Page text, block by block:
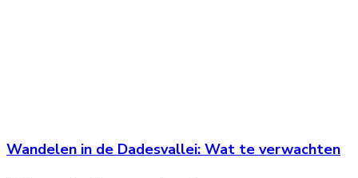
Wandelen in de Dadesvallei: Wat te verwachten